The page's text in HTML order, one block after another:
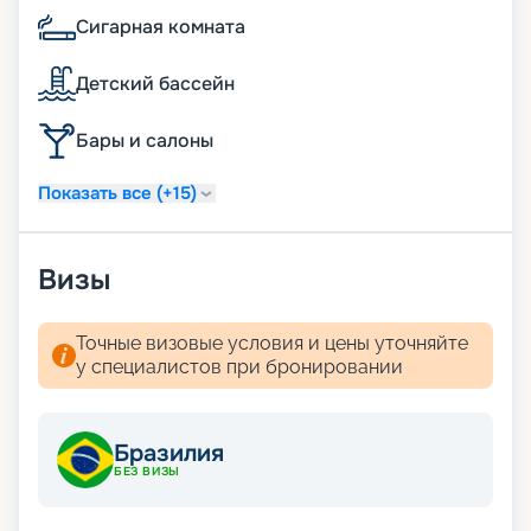
Сигарная комната
Детский бассейн
Бары и салоны
Показать все (+15)
Визы
Точные визовые условия и цены уточняйте
у специалистов при бронировании
Бразилия
БЕЗ ВИЗЫ